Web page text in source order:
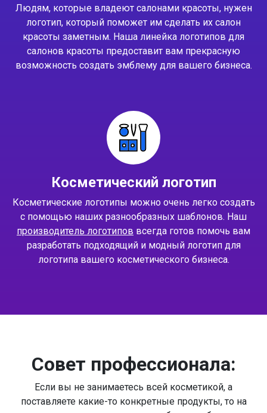
Людям, которые владеют салонами красоты, нужен
логотип, который поможет им сделать их салон
красоты заметным. Наша линейка логотипов для
салонов красоты предоставит вам прекрасную
возможность создать эмблему для вашего бизнеса.
Косметический логотип
Косметические логотипы можно очень легко создать
с помощью наших разнообразных шаблонов. Наш
производитель логотипов всегда готов помочь вам
разработать подходящий и модный логотип для
логотипа вашего косметического бизнеса.
Совет профессионала:
Если вы не занимаетесь всей косметикой, а
поставляете какие-то конкретные продукты, то на